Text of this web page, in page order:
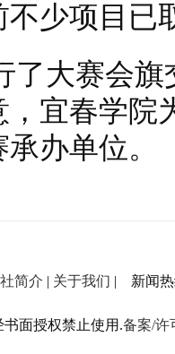
少项目已
了大赛会
宜春学院
办单位。
简介 | 关于我们 | 新闻热
书面授权禁止使用.备案/许